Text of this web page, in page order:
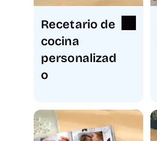
Recetario de
cocina
personalizad
o